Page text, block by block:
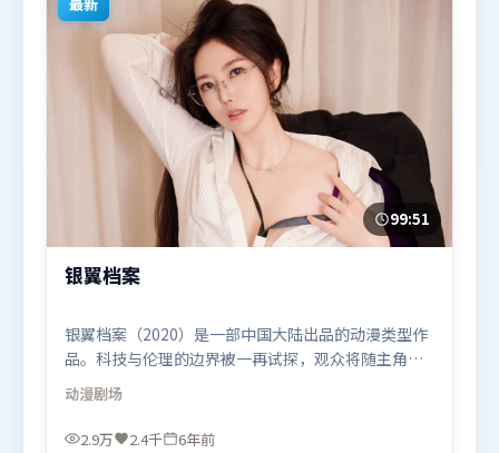
99:51
银翼档案
银翼档案（2020）是一部中国大陆出品的动漫类型作
品。科技与伦理的边界被一再试探，观众将随主角一
起经历道德震荡。高潮段落信息密度高，情绪释放与
主题回扣同时完成。由娄烨执导，长泽雅美、刘德
华、胡歌，黄渤等联袂出演。影片于2020年8月21日
动漫剧场
2.9万 2.4千 6年前